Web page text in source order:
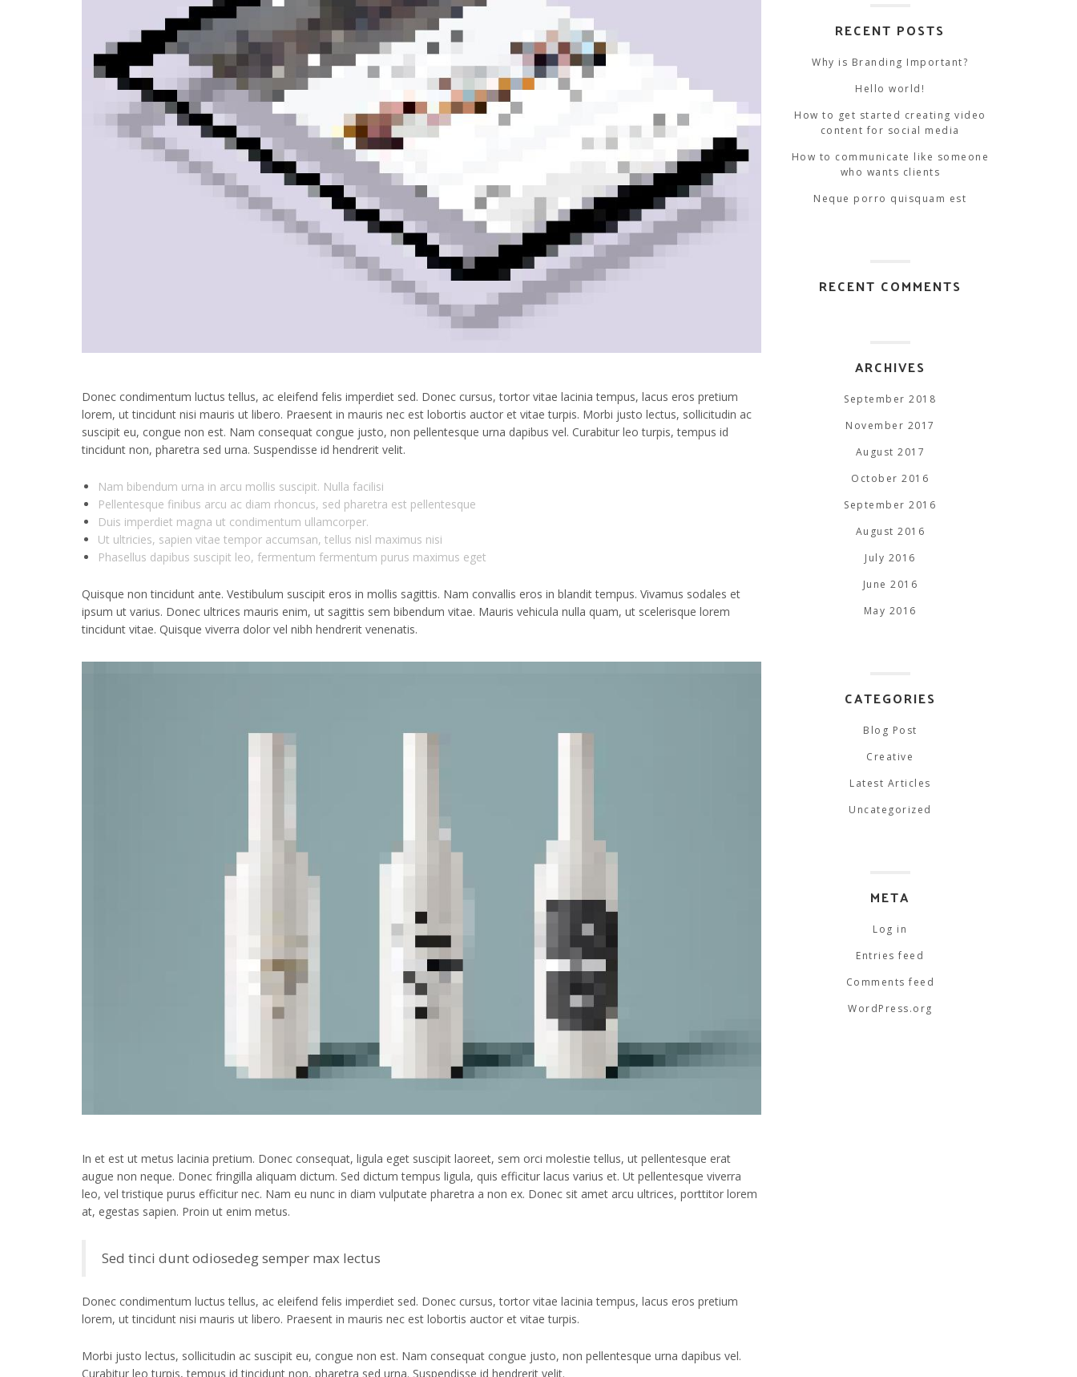
Donec condimentum luctus tellus, ac eleifend felis imperdiet sed. Donec cursus, tortor vitae lacinia tempus, lacus eros pretium
lorem, ut tincidunt nisi mauris ut libero. Praesent in mauris nec est lobortis auctor et vitae turpis. Morbi justo lectus, sollicitudin ac
suscipit eu, congue non est. Nam consequat congue justo, non pellentesque urna dapibus vel. Curabitur leo turpis, tempus id
tincidunt non, pharetra sed urna. Suspendisse id hendrerit velit.
Nam bibendum urna in arcu mollis suscipit. Nulla facilisi
Pellentesque finibus arcu ac diam rhoncus, sed pharetra est pellentesque
Duis imperdiet magna ut condimentum ullamcorper.
Ut ultricies, sapien vitae tempor accumsan, tellus nisl maximus nisi
Phasellus dapibus suscipit leo, fermentum fermentum purus maximus eget
Quisque non tincidunt ante. Vestibulum suscipit eros in mollis sagittis. Nam convallis eros in blandit tempus. Vivamus sodales et
ipsum ut varius. Donec ultrices mauris enim, ut sagittis sem bibendum vitae. Mauris vehicula nulla quam, ut scelerisque lorem
tincidunt vitae. Quisque viverra dolor vel nibh hendrerit venenatis.
In et est ut metus lacinia pretium. Donec consequat, ligula eget suscipit laoreet, sem orci molestie tellus, ut pellentesque erat
augue non neque. Donec fringilla aliquam dictum. Sed dictum tempus ligula, quis efficitur lacus varius et. Ut pellentesque viverra
leo, vel tristique purus efficitur nec. Nam eu nunc in diam vulputate pharetra a non ex. Donec sit amet arcu ultrices, porttitor lorem
at, egestas sapien. Proin ut enim metus.
Sed tinci dunt odiosedeg semper max lectus
Donec condimentum luctus tellus, ac eleifend felis imperdiet sed. Donec cursus, tortor vitae lacinia tempus, lacus eros pretium
lorem, ut tincidunt nisi mauris ut libero. Praesent in mauris nec est lobortis auctor et vitae turpis.
Morbi justo lectus, sollicitudin ac suscipit eu, congue non est. Nam consequat congue justo, non pellentesque urna dapibus vel.
Curabitur leo turpis, tempus id tincidunt non, pharetra sed urna. Suspendisse id hendrerit velit.
RECENT POSTS
Why is Branding Important?
Hello world!
How to get started creating video
content for social media
How to communicate like someone
who wants clients
Neque porro quisquam est
RECENT COMMENTS
ARCHIVES
September 2018
November 2017
August 2017
October 2016
September 2016
August 2016
July 2016
June 2016
May 2016
CATEGORIES
Blog Post
Creative
Latest Articles
Uncategorized
META
Log in
Entries feed
Comments feed
WordPress.org